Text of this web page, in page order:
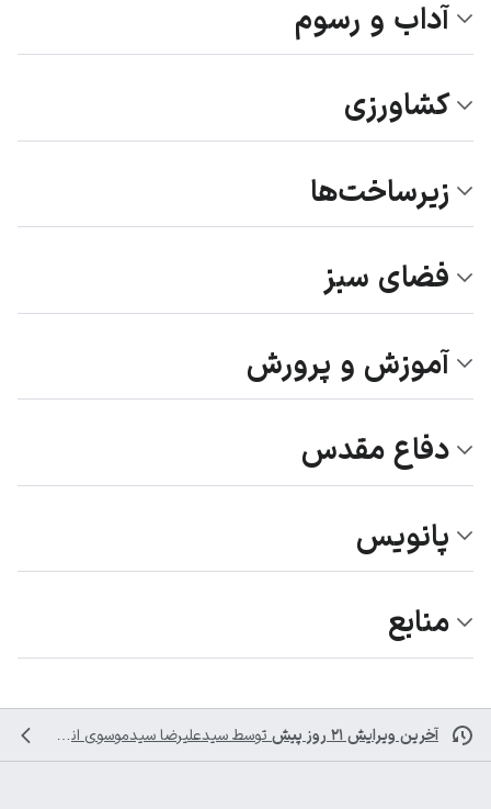
آداب و رسوم
کشاورزی
زیرساخت‌ها
فضای سبز
آموزش و پرورش
دفاع مقدس
پانویس
منابع
آخرین ویرایش ۲۱ روز پیش توسط سیدعلیرضا سیدموسوی انجام شده است